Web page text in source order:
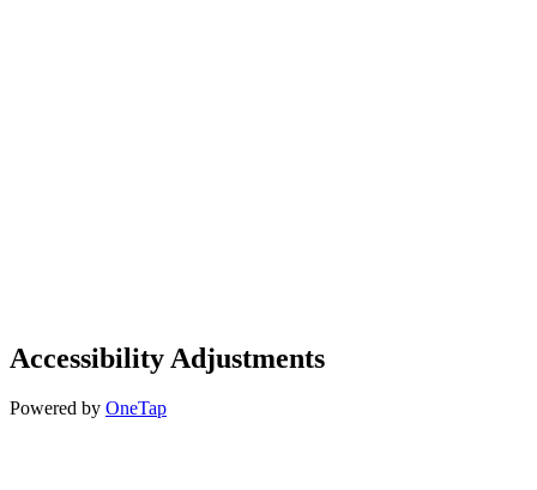
Accessibility Adjustments
Powered by OneTap